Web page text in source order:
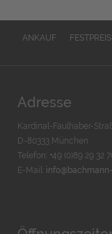
ANKAUF
Adresse
Kardinal-Faulhaber-
D-80333 München
Telefon: +49 (0)89 29 32
E-Mail: